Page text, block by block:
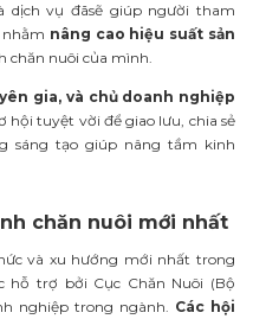
dịch vụ đãsẽ giúp người tham
nâng cao hiệu suất sản
chăn nuôi của mình.
gia, và chủ doanh nghiệp
hội tuyệt vời để giao lưu, chia sẻ
sáng tạo giúp nâng tầm kinh
chăn nuôi mới nhất
và xu hướng mới nhất trong
hỗ trợ bởi Cục Chăn Nuôi (Bộ
nghiệp trong ngành. Các hội